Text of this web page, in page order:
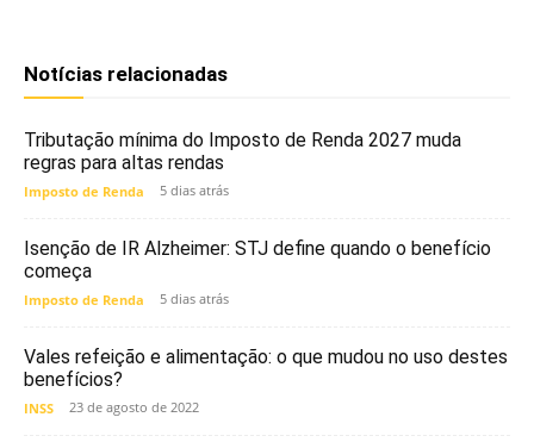
Notícias relacionadas
Tributação mínima do Imposto de Renda 2027 muda
regras para altas rendas
Imposto de Renda 5 dias atrás
Isenção de IR Alzheimer: STJ define quando o benefício
começa
Imposto de Renda 5 dias atrás
Vales refeição e alimentação: o que mudou no uso destes
benefícios?
INSS 23 de agosto de 2022